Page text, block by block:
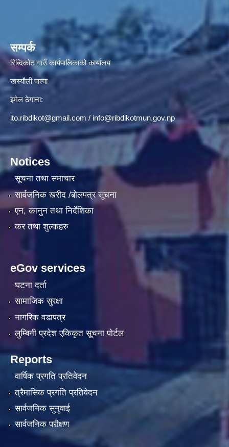
सम्पर्क
रिब्दिकोट गाउँ कार्यपालिकाको कार्यालय
खस्यौली पाल्पा
इमेल ठेगाना:
ito.ribdikot@gmail.com / info@ribdikotmun.gov.np
Notices
सूचना तथा समाचार
सार्वजनिक खरीद /बोलपत्र सूचना
एन, कानुन तथा निर्देशिका
कर तथा शुल्कहरु
eGov services
घटना दर्ता
सामाजिक सुरक्षा
नागरिक वडापत्र
लुम्बिनी प्रदेश एकिकृत सूचना पाेर्टल
Reports
वार्षिक प्रगति प्रतिवेदन
त्रैमासिक प्रगति प्रतिवेदन
सार्वजनिक सुनुवाई
सार्वजनिक परीक्षण